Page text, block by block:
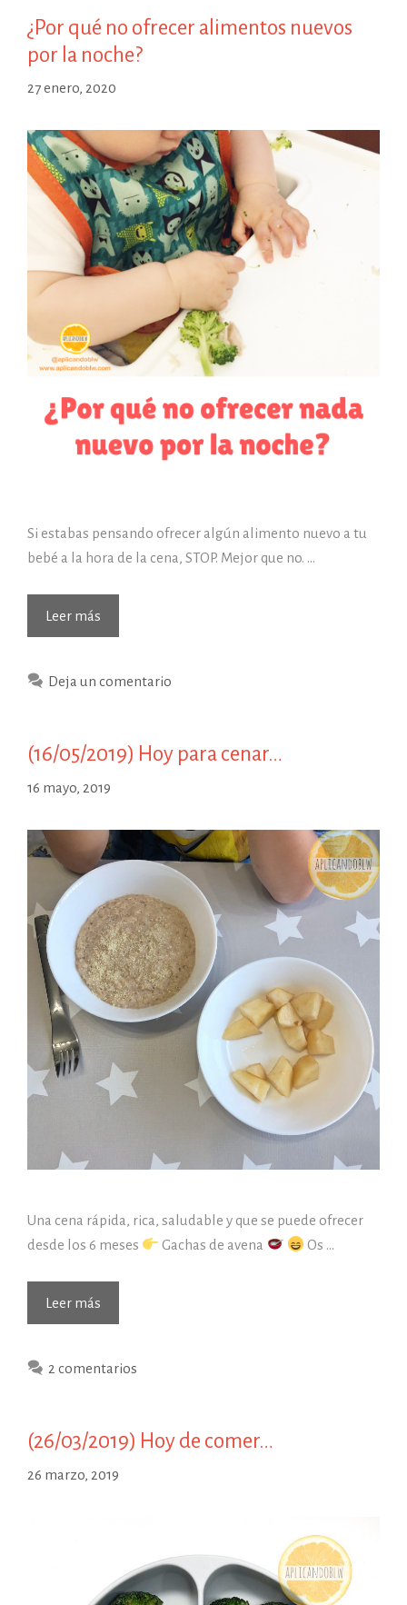
¿Por qué no ofrecer alimentos nuevos
por la noche?
27 enero, 2020
Si estabas pensando ofrecer algún alimento nuevo a tu
bebé a la hora de la cena, STOP. Mejor que no. …
Leer más
Deja un comentario
(16/05/2019) Hoy para cenar…
16 mayo, 2019
Una cena rápida, rica, saludable y que se puede ofrecer
desde los 6 meses
Gachas de avena Os …
Leer más
2 comentarios
(26/03/2019) Hoy de comer…
26 marzo, 2019